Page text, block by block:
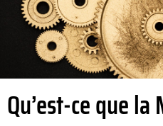
Qu’est-ce que